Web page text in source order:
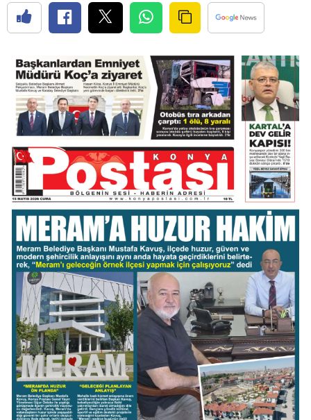
Gaziantep
Gümüşhane
Hakkari
Hatay
Isparta
Mersin
İstanbul
İzmir
Kars
Kastamonu
Kayseri
Kırklareli
Kırşehir
Kocaeli